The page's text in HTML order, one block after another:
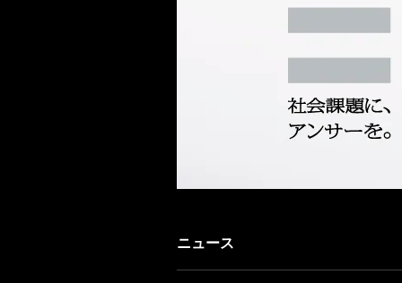
ニュース